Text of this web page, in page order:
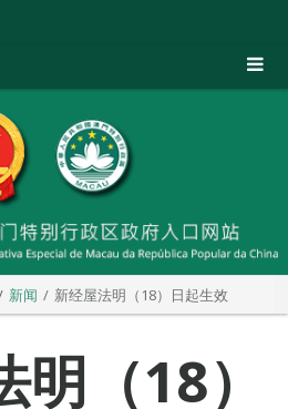
新闻 新经屋法明（18）日起生效
（18）